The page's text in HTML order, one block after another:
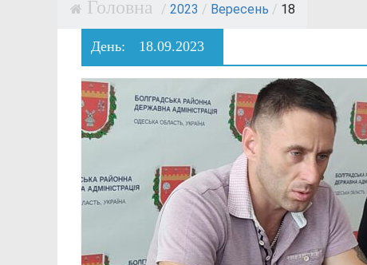
/ 2023 / Вересень / 18
День: 18.09.2023